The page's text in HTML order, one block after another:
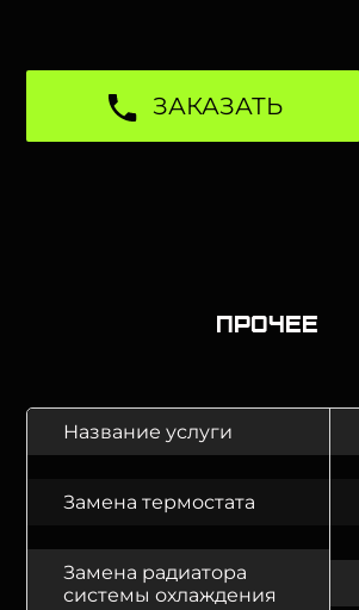
ЗАКАЗАТЬ
Прочее
Название услуги
Замена термостата
Замена радиатора
системы охлаждения